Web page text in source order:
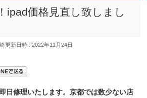
ipad価格見直し致しまし
更新日時 : 2022年11月24日
日修理いたします。京都では数少ない店